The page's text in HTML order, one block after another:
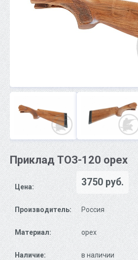
Приклад ТОЗ-120 орех
Цена: 3750 руб.
Производитель: Россия
Материал: орех
Наличие: в наличии